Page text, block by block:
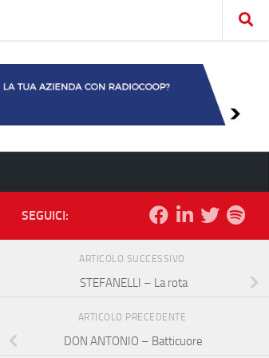
SEGUICI:
ARTICOLO SUCCESSIVO
STEFANELLI – La rota
ARTICOLO PRECEDENTE
DON ANTONIO – Batticuore